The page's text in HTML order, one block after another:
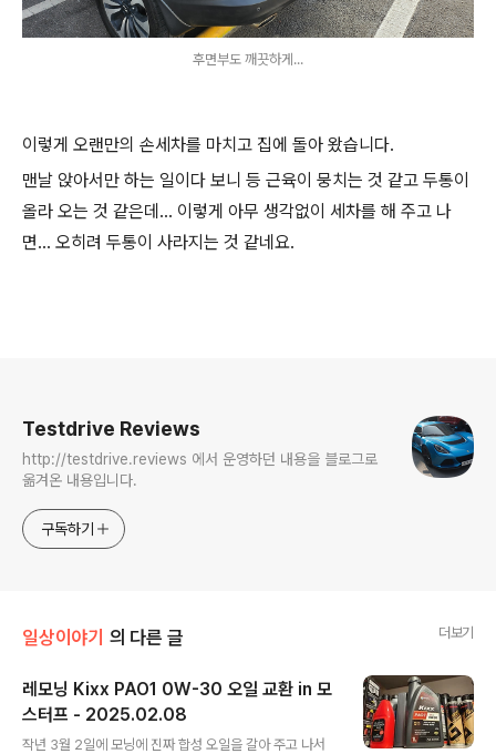
후면부도 깨끗하게...
이렇게 오랜만의 손세차를 마치고 집에 돌아 왔습니다.
맨날 앉아서만 하는 일이다 보니 등 근육이 뭉치는 것 같고 두통이
올라 오는 것 같은데... 이렇게 아무 생각없이 세차를 해 주고 나
면... 오히려 두통이 사라지는 것 같네요.
Testdrive Reviews
http://testdrive.reviews 에서 운영하던 내용을 블로그로
옮겨온 내용입니다.
구독하기
일상이야기 의 다른 글 더보기
레모닝 Kixx PAO1 0W-30 오일 교환 in 모
스터프 - 2025.02.08
작년 3월 2일에 모닝에 진짜 합성 오일을 갈아 주고 나서